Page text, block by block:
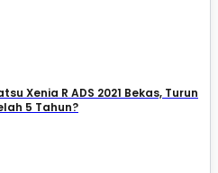
Xenia R ADS 2021 Bekas, Turun
5 Tahun?